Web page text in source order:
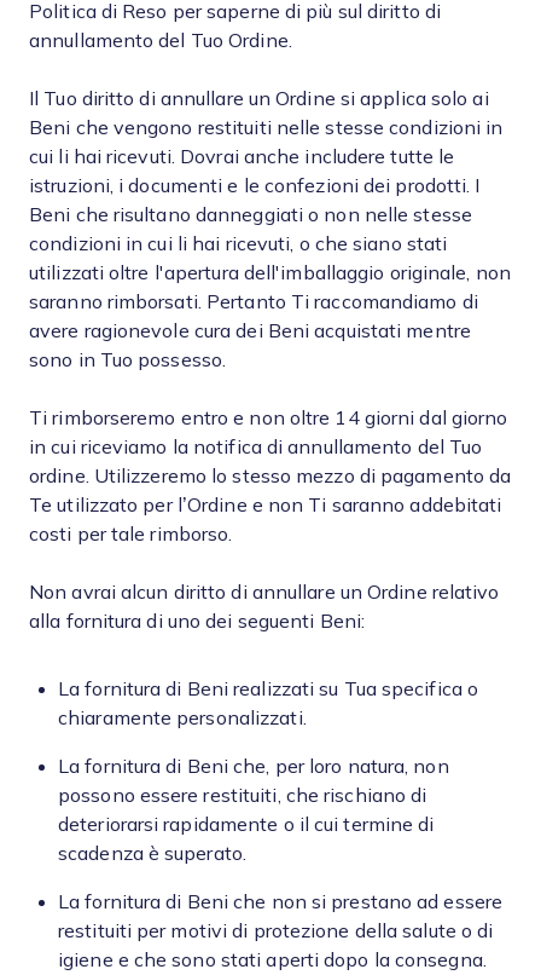
Politica di Reso per saperne di più sul diritto di
annullamento del Tuo Ordine.
Il Tuo diritto di annullare un Ordine si applica solo ai
Beni che vengono restituiti nelle stesse condizioni in
cui li hai ricevuti. Dovrai anche includere tutte le
istruzioni, i documenti e le confezioni dei prodotti. I
Beni che risultano danneggiati o non nelle stesse
condizioni in cui li hai ricevuti, o che siano stati
utilizzati oltre l'apertura dell'imballaggio originale, non
saranno rimborsati. Pertanto Ti raccomandiamo di
avere ragionevole cura dei Beni acquistati mentre
sono in Tuo possesso.
Ti rimborseremo entro e non oltre 14 giorni dal giorno
in cui riceviamo la notifica di annullamento del Tuo
ordine. Utilizzeremo lo stesso mezzo di pagamento da
Te utilizzato per l’Ordine e non Ti saranno addebitati
costi per tale rimborso.
Non avrai alcun diritto di annullare un Ordine relativo
alla fornitura di uno dei seguenti Beni:
La fornitura di Beni realizzati su Tua specifica o
chiaramente personalizzati.
La fornitura di Beni che, per loro natura, non
possono essere restituiti, che rischiano di
deteriorarsi rapidamente o il cui termine di
scadenza è superato.
La fornitura di Beni che non si prestano ad essere
restituiti per motivi di protezione della salute o di
igiene e che sono stati aperti dopo la consegna.